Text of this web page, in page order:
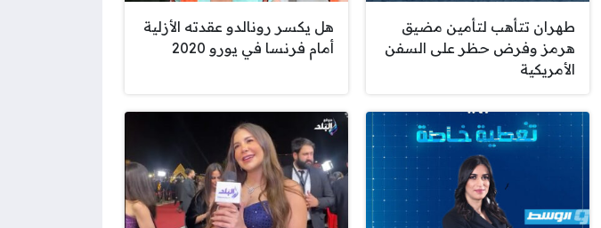
طهران تتأهب لتأمين مضيق
هرمز وفرض حظر على السفن
الأمريكية
هل يكسر رونالدو عقدته الأزلية
أمام فرنسا في يورو 2020